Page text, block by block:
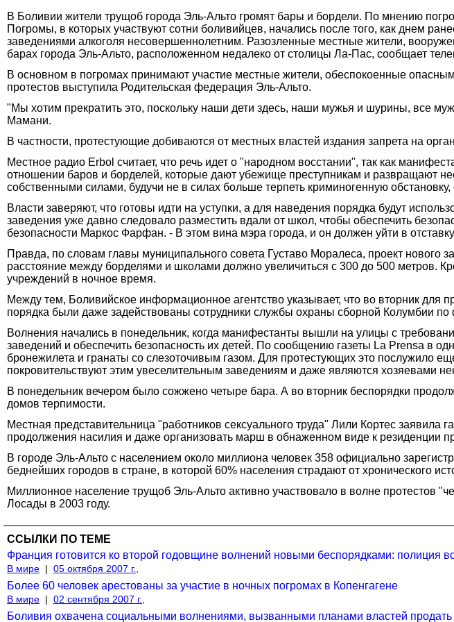
В Боливии жители трущоб города Эль-Альто громят бары и бордели. По мнению
Погромы, в которых участвуют сотни боливийцев, начались после того, как днем
заведениями алкоголя несовершеннолетним. Разозленные местные жители,
барах города Эль-Альто, расположенном недалеко от столицы Ла-Пас, сообщает
В основном в погромах принимают участие местные жители, обеспокоенные
протестов выступила Родительская федерация Эль-Альто.
"Мы хотим прекратить это, поскольку наши дети здесь, наши мужья и шурины, все
Мамани.
В частности, протестующие добиваются от местных властей издания запрета на
Местное радио Erbol считает, что речь идет о "народном восстании", так как
отношении баров и борделей, которые дают убежище преступникам и развращают
собственными силами, будучи не в силах больше терпеть криминогенную
Власти заверяют, что готовы идти на уступки, а для наведения порядка будут
заведения уже давно следовало разместить вдали от школ, чтобы обеспечить
безопасности Маркос Фарфан. - В этом вина мэра города, и он должен уйти в
Правда, по словам главы муниципального совета Густаво Моралеса, проект
расстояние между борделями и школами должно увеличиться с 300 до 500 метров.
учреждений в ночное время.
Между тем, Боливийское информационное агентство указывает, что во вторник для
порядка были даже задействованы сотрудники службы охраны сборной Колумбии по
Волнения начались в понедельник, когда манифестанты вышли на улицы с
заведений и обеспечить безопасность их детей. По сообщению газеты La Prensa в
бронежилета и гранаты со слезоточивым газом. Для протестующих это послужило
покровительствуют этим увеселительным заведениям и даже являются хозяевами
В понедельник вечером было сожжено четыре бара. А во вторник беспорядки
домов терпимости.
Местная представительница "работников сексуального труда" Лили Кортес заявила
продолжения насилия и даже организовать марш в обнаженном виде к резиденции
В городе Эль-Альто с населением около миллиона человек 358 официально
беднейших городов в стране, в которой 60% населения страдают от хронического
Миллионное население трущоб Эль-Альто активно участвовало в волне протестов
Лосады в 2003 году.
ССЫЛКИ ПО ТЕМЕ
Франция готовится ко второй годовщине волнений новыми беспорядками: полиция
В мире | 05 октября 2007 г.,
Более 60 человек арестованы за участие в ночных погромах в Копенгагене
В мире | 02 сентября 2007 г.,
Боливия охвачена социальными волнениями, вызванными планами властей продать